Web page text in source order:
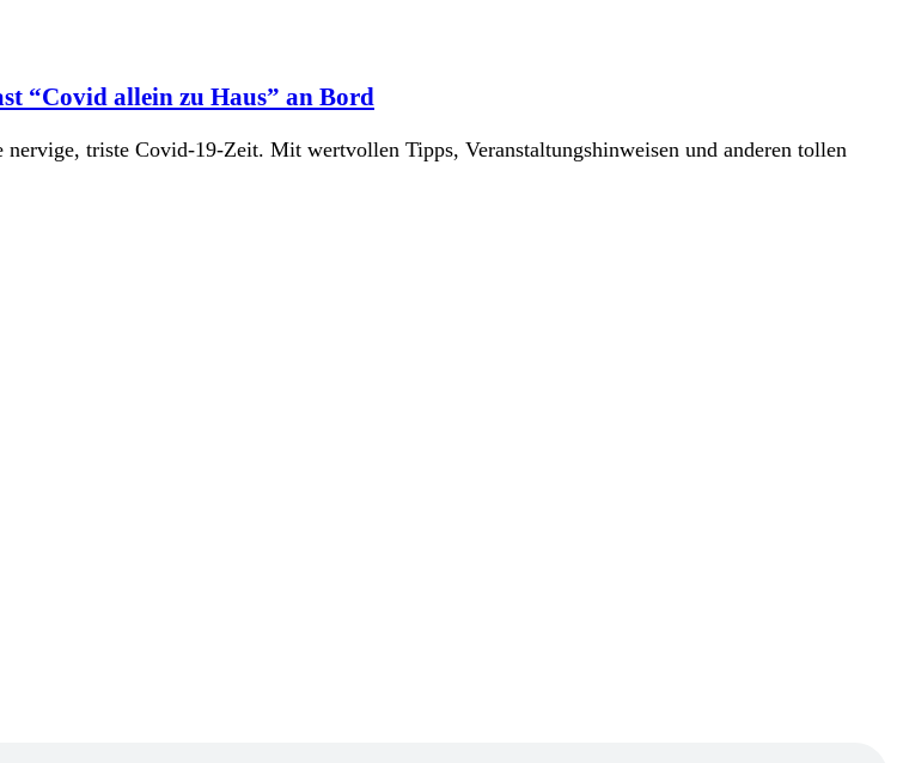
“Covid allein zu Haus” an Bord
triste Covid-19-Zeit. Mit wertvollen Tipps, Veranstaltungshinweisen und anderen tollen